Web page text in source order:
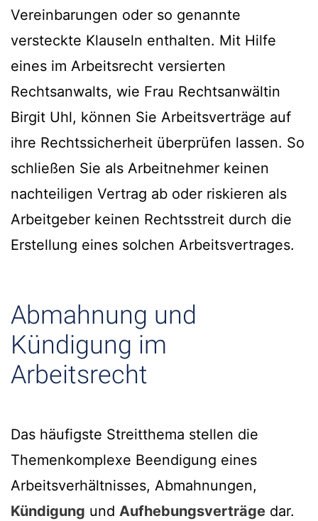
Vereinbarungen oder so genannte
versteckte Klauseln enthalten. Mit Hilfe
eines im Arbeitsrecht versierten
Rechtsanwalts, wie Frau Rechtsanwältin
Birgit Uhl, können Sie Arbeitsverträge auf
ihre Rechtssicherheit überprüfen lassen. So
schließen Sie als Arbeitnehmer keinen
nachteiligen Vertrag ab oder riskieren als
Arbeitgeber keinen Rechtsstreit durch die
Erstellung eines solchen Arbeitsvertrages.
Abmahnung und
Kündigung im
Arbeitsrecht
Das häufigste Streitthema stellen die
Themenkomplexe Beendigung eines
Arbeitsverhältnisses, Abmahnungen,
Kündigung und Aufhebungsverträge dar.